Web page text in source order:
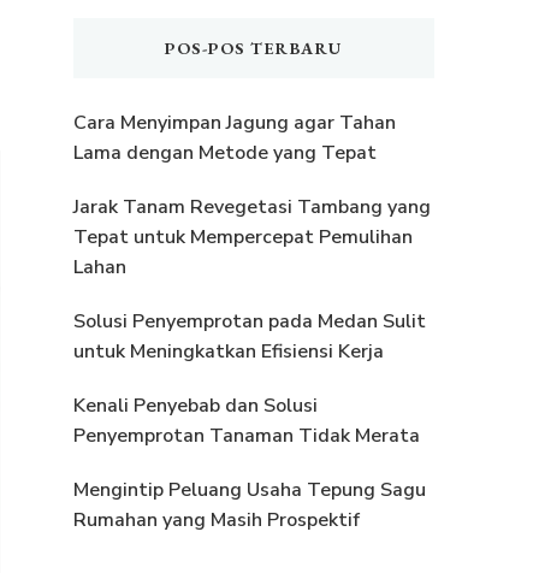
POS-POS TERBARU
Cara Menyimpan Jagung agar Tahan
Lama dengan Metode yang Tepat
Jarak Tanam Revegetasi Tambang yang
Tepat untuk Mempercepat Pemulihan
Lahan
Solusi Penyemprotan pada Medan Sulit
untuk Meningkatkan Efisiensi Kerja
Kenali Penyebab dan Solusi
Penyemprotan Tanaman Tidak Merata
Mengintip Peluang Usaha Tepung Sagu
Rumahan yang Masih Prospektif